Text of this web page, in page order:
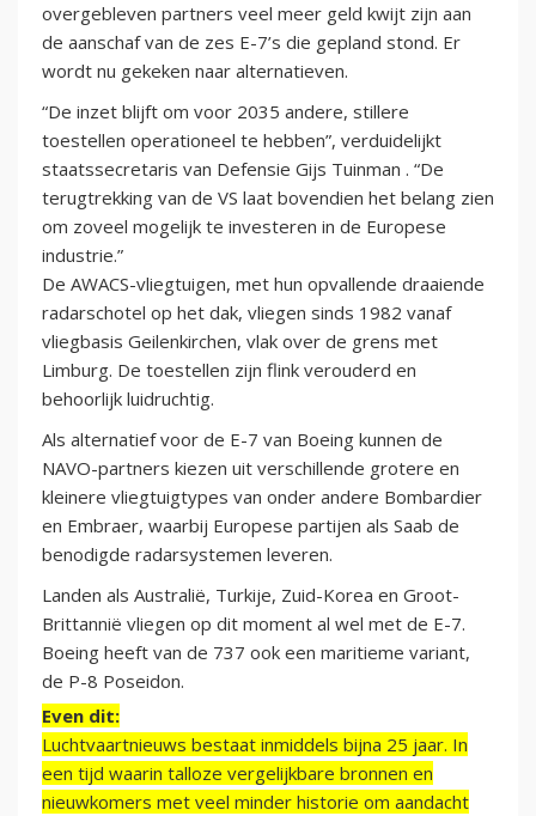
overgebleven partners veel meer geld kwijt zijn aan
de aanschaf van de zes E-7’s die gepland stond. Er
wordt nu gekeken naar alternatieven.
“De inzet blijft om voor 2035 andere, stillere
toestellen operationeel te hebben”, verduidelijkt
staatssecretaris van Defensie Gijs Tuinman . “De
terugtrekking van de VS laat bovendien het belang zien
om zoveel mogelijk te investeren in de Europese
industrie.”
De AWACS-vliegtuigen, met hun opvallende draaiende
radarschotel op het dak, vliegen sinds 1982 vanaf
vliegbasis Geilenkirchen, vlak over de grens met
Limburg. De toestellen zijn flink verouderd en
behoorlijk luidruchtig.
Als alternatief voor de E-7 van Boeing kunnen de
NAVO-partners kiezen uit verschillende grotere en
kleinere vliegtuigtypes van onder andere Bombardier
en Embraer, waarbij Europese partijen als Saab de
benodigde radarsystemen leveren.
Landen als Australië, Turkije, Zuid-Korea en Groot-
Brittannië vliegen op dit moment al wel met de E-7.
Boeing heeft van de 737 ook een maritieme variant,
de P-8 Poseidon.
Even dit:
Luchtvaartnieuws bestaat inmiddels bijna 25 jaar. In
een tijd waarin talloze vergelijkbare bronnen en
nieuwkomers met veel minder historie om aandacht